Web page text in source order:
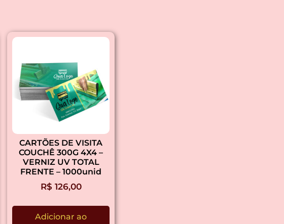
CARTÕES DE VISITA
COUCHÊ 300G 4X4 –
VERNIZ UV TOTAL
FRENTE – 1000unid
R$ 126,00
Adicionar ao